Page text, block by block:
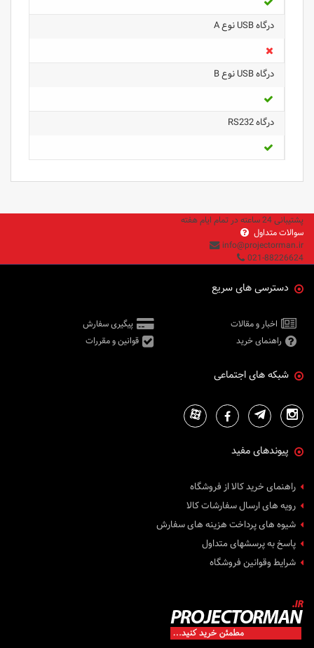
درگاه USB نوع A
درگاه USB نوع B
درگاه RS232
پشتیبانی 24 ساعته در تمام ایام هفته
سوالات متداول
info@projectorman.ir
021-88226624
دسترسی های سریع
اخبار و مقالات
پیگیری سفارش
راهنمای خرید
قوانین و مقررات
شبکه های اجتماعی
پیوندهای مفید
راهنمای خرید کالا از فروشگاه
رویه های ارسال سفارشات کالا
شیوه های پرداخت هزینه های سفارش
پاسخ به پرسشهای متداول
شرایط وقوانین فروشگاه